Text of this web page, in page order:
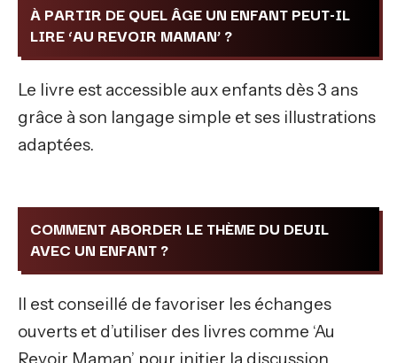
À PARTIR DE QUEL ÂGE UN ENFANT PEUT-IL
LIRE ‘AU REVOIR MAMAN’ ?
Le livre est accessible aux enfants dès 3 ans
grâce à son langage simple et ses illustrations
adaptées.
COMMENT ABORDER LE THÈME DU DEUIL
AVEC UN ENFANT ?
Il est conseillé de favoriser les échanges
ouverts et d’utiliser des livres comme ‘Au